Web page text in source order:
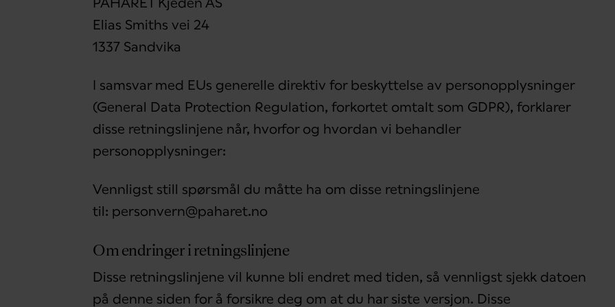
Elias Smiths vei 24
1337 Sandvika
I samsvar med EUs generelle direktiv for beskyttelse av personopplysninger
(General Data Protection Regulation, forkortet omtalt som GDPR), forklarer
disse retningslinjene når, hvorfor og hvordan vi behandler
personopplysninger:
Vennligst still spørsmål du måtte ha om disse retningslinjene
til: personvern@paharet.no
Om endringer i retningslinjene
Disse retningslinjene vil kunne bli endret med tiden, så vennligst sjekk datoen
på denne siden for å forsikre deg om at du har siste versjon. Disse